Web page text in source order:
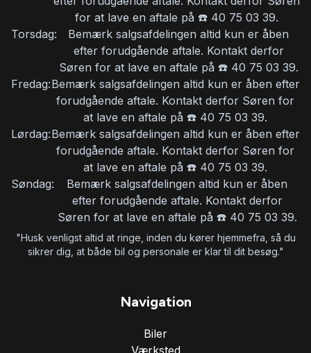
for at lave en aftale på ☎️ 40 75 03 39.
Torsdag:
Bemærk salgsafdelingen altid kun er åben
efter forudgående aftale. Kontakt derfor
Søren for at lave en aftale på ☎️ 40 75 03 39.
Fredag:Bemærk salgsafdelingen altid kun er åben efter
forudgående aftale. Kontakt derfor Søren for
at lave en aftale på ☎️ 40 75 03 39.
Lørdag:Bemærk salgsafdelingen altid kun er åben efter
forudgående aftale. Kontakt derfor Søren for
at lave en aftale på ☎️ 40 75 03 39.
Søndag:
Bemærk salgsafdelingen altid kun er åben
efter forudgående aftale. Kontakt derfor
Søren for at lave en aftale på ☎️ 40 75 03 39.
"Husk venligst altid at ringe, inden du kører hjemmefra, så du
sikrer dig, at både bil og personale er klar til dit besøg."
Navigation
Biler
Værksted